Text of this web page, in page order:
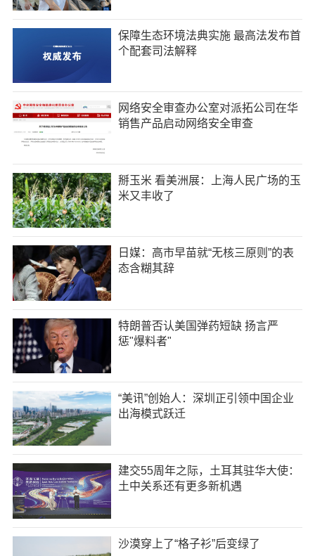
保障生态环境法典实施 最高法发布首
个配套司法解释
网络安全审查办公室对派拓公司在华
销售产品启动网络安全审查
掰玉米 看美洲展：上海人民广场的玉
米又丰收了
日媒：高市早苗就“无核三原则”的表
态含糊其辞
特朗普否认美国弹药短缺 扬言严
惩"爆料者"
“美讯”创始人：深圳正引领中国企业
出海模式跃迁
建交55周年之际，土耳其驻华大使：
土中关系还有更多新机遇
沙漠穿上了“格子衫”后变绿了